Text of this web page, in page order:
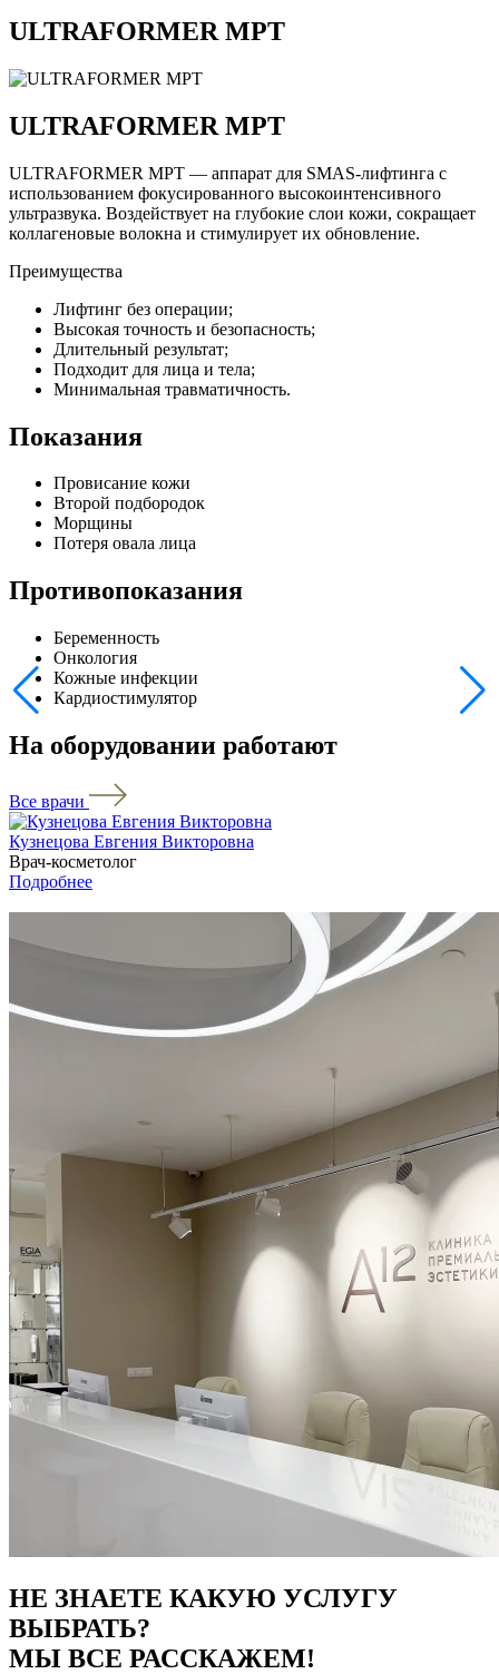
ULTRAFORMER MPT
ULTRAFORMER MPT
ULTRAFORMER MPT — аппарат для SMAS-лифтинга с
использованием фокусированного высокоинтенсивного
ультразвука. Воздействует на глубокие слои кожи, сокращает
коллагеновые волокна и стимулирует их обновление.
Преимущества
Лифтинг без операции;
Высокая точность и безопасность;
Длительный результат;
Подходит для лица и тела;
Минимальная травматичность.
Показания
Провисание кожи
Второй подбородок
Морщины
Потеря овала лица
Противопоказания
Беременность
Онкология
Кожные инфекции
Кардиостимулятор
На оборудовании работают
Все врачи
Кузнецова Евгения Викторовна
Врач-косметолог
Подробнее
НЕ ЗНАЕТЕ КАКУЮ УСЛУГУ
ВЫБРАТЬ?
МЫ ВСЕ РАССКАЖЕМ!